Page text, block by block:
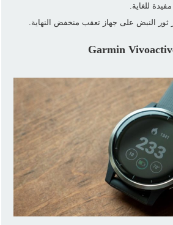
للغاية.
النبض على جهاز تعقب منخفض النهاية.
Garmin